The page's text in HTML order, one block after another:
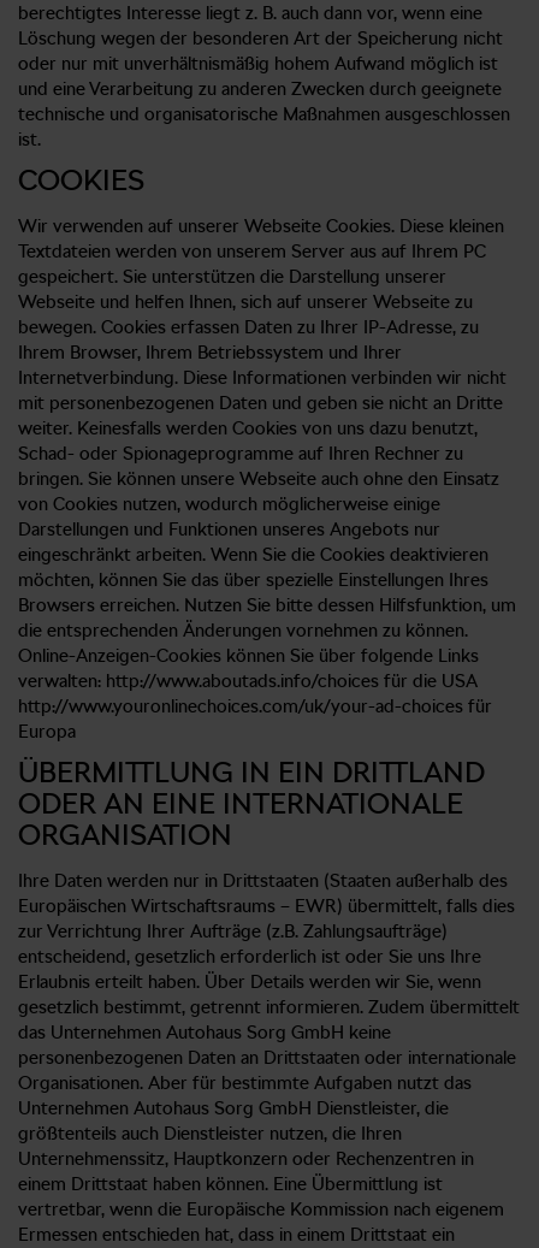
berechtigtes Interesse liegt z. B. auch dann vor, wenn eine
Löschung wegen der besonderen Art der Speicherung nicht
oder nur mit unverhältnismäßig hohem Aufwand möglich ist
und eine Verarbeitung zu anderen Zwecken durch geeignete
technische und organisatorische Maßnahmen ausgeschlossen
ist.
COOKIES
Wir verwenden auf unserer Webseite Cookies. Diese kleinen
Textdateien werden von unserem Server aus auf Ihrem PC
gespeichert. Sie unterstützen die Darstellung unserer
Webseite und helfen Ihnen, sich auf unserer Webseite zu
bewegen. Cookies erfassen Daten zu Ihrer IP-Adresse, zu
Ihrem Browser, Ihrem Betriebssystem und Ihrer
Internetverbindung. Diese Informationen verbinden wir nicht
mit personenbezogenen Daten und geben sie nicht an Dritte
weiter. Keinesfalls werden Cookies von uns dazu benutzt,
Schad- oder Spionageprogramme auf Ihren Rechner zu
bringen. Sie können unsere Webseite auch ohne den Einsatz
von Cookies nutzen, wodurch möglicherweise einige
Darstellungen und Funktionen unseres Angebots nur
eingeschränkt arbeiten. Wenn Sie die Cookies deaktivieren
möchten, können Sie das über spezielle Einstellungen Ihres
Browsers erreichen. Nutzen Sie bitte dessen Hilfsfunktion, um
die entsprechenden Änderungen vornehmen zu können.
Online-Anzeigen-Cookies können Sie über folgende Links
verwalten: http://www.aboutads.info/choices für die USA
http://www.youronlinechoices.com/uk/your-ad-choices für
Europa
ÜBERMITTLUNG IN EIN DRITTLAND
ODER AN EINE INTERNATIONALE
ORGANISATION
Ihre Daten werden nur in Drittstaaten (Staaten außerhalb des
Europäischen Wirtschaftsraums – EWR) übermittelt, falls dies
zur Verrichtung Ihrer Aufträge (z.B. Zahlungsaufträge)
entscheidend, gesetzlich erforderlich ist oder Sie uns Ihre
Erlaubnis erteilt haben. Über Details werden wir Sie, wenn
gesetzlich bestimmt, getrennt informieren. Zudem übermittelt
das Unternehmen Autohaus Sorg GmbH keine
personenbezogenen Daten an Drittstaaten oder internationale
Organisationen. Aber für bestimmte Aufgaben nutzt das
Unternehmen Autohaus Sorg GmbH Dienstleister, die
größtenteils auch Dienstleister nutzen, die Ihren
Unternehmenssitz, Hauptkonzern oder Rechenzentren in
einem Drittstaat haben können. Eine Übermittlung ist
vertretbar, wenn die Europäische Kommission nach eigenem
Ermessen entschieden hat, dass in einem Drittstaat ein